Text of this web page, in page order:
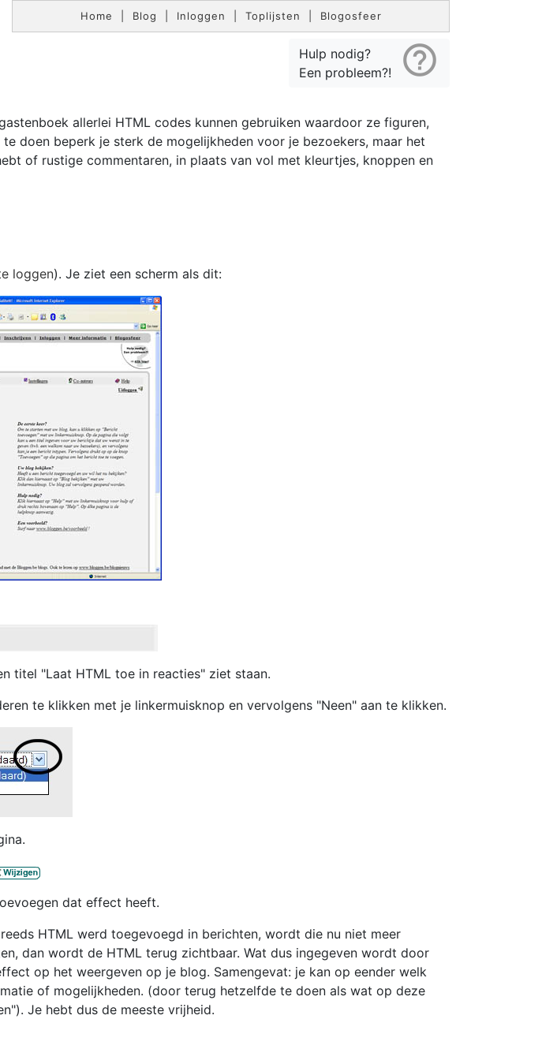
Home Blog Inloggen Toplijsten Blogosfeer
help_outline
Hulp nodig?
Een probleem?!
allerlei HTML codes kunnen gebruiken waardoor ze figuren,
doen beperk je sterk de mogelijkheden voor je bezoekers, maar het
of rustige commentaren, in plaats van vol met kleurtjes, knoppen en
loggen). Je ziet een scherm als dit:
titel "Laat HTML toe in reacties" ziet staan.
te klikken met je linkermuisknop en vervolgens "Neen" aan te klikken.
dat effect heeft.
HTML werd toegevoegd in berichten, wordt die nu niet meer
dan wordt de HTML terug zichtbaar. Wat dus ingegeven wordt door
op het weergeven op je blog. Samengevat: je kan op eender welk
of mogelijkheden. (door terug hetzelfde te doen als wat op deze
Je hebt dus de meeste vrijheid.